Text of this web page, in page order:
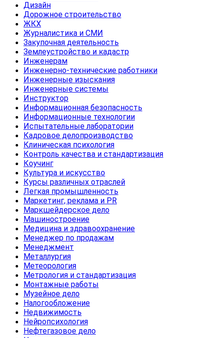
Дизайн
Дорожное строительство
ЖКХ
Журналистика и СМИ
Закупочная деятельность
Землеустройство и кадастр
Инженерам
Инженерно-технические работники
Инженерные изыскания
Инженерные системы
Инструктор
Информационная безопасность
Информационные технологии
Испытательные лаборатории
Кадровое делопроизводство
Клиническая психология
Контроль качества и стандартизация
Коучинг
Культура и искусство
Курсы различных отраслей
Легкая промышленность
Маркетинг, реклама и PR
Маркшейдерское дело
Машиностроение
Медицина и здравоохранение
Менеджер по продажам
Менеджмент
Металлургия
Метеорология
Метрология и стандартизация
Монтажные работы
Музейное дело
Налогообложение
Недвижимость
Нейропсихология
Нефтегазовое дело